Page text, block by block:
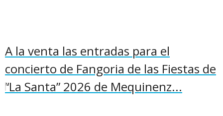
A la venta las entradas para el
concierto de Fangoria de las Fiestas de
“La Santa” 2026 de Mequinenz...